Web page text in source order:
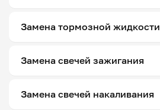
Замена тормозной жидкости
Замена свечей зажигания
Замена свечей накаливания